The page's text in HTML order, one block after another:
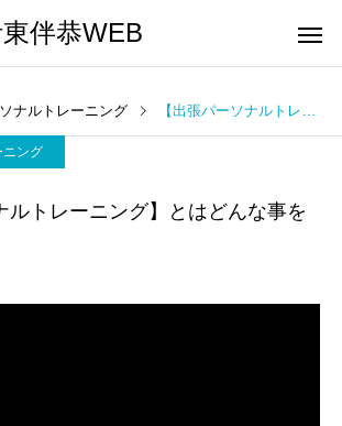
東伴恭WEB
ナルトレーニング 【出張パーソナルトレーニング】とはどんな事を行うのか？
ニング
ルトレーニング】とはどんな事を